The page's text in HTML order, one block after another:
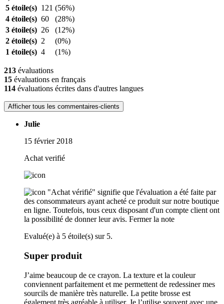
5 étoile(s) 121 (56%)
4 étoile(s) 60
(28%)
3 étoile(s) 26
(12%)
2 étoile(s) 2
(0%)
1 étoile(s) 4 (1%)
213 évaluations
15 évaluations en français
114 évaluations écrites dans d'autres langues
Afficher tous les commentaires-clients
Julie
15 février 2018
Achat verifié
"Achat vérifié" signifie que l'évaluation a été faite par
des consommateurs ayant acheté ce produit sur notre boutique
en ligne. Toutefois, tous ceux disposant d'un compte client ont
la possibilité de donner leur avis. Fermer la note
Evalué(e) à 5 étoile(s) sur 5.
Super produit
J’aime beaucoup de ce crayon. La texture et la couleur
conviennent parfaitement et me permettent de redessiner mes
sourcils de manière très naturelle. La petite brosse est
également très agréable à utiliser. Je l’utilise souvent avec une